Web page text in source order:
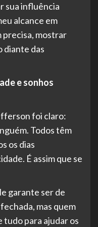
sua influência
alcance em
precisa, mostrar
diante das
e sonhos
foi claro:
Todos têm
os dias
É assim que se
garante ser de
mas quem
tudo para ajudar os